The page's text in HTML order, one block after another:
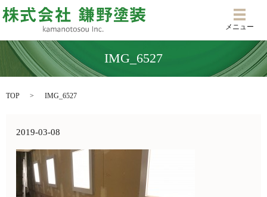
メニ
メニュー
IMG_6527
TOP IMG_6527
2019-03-08